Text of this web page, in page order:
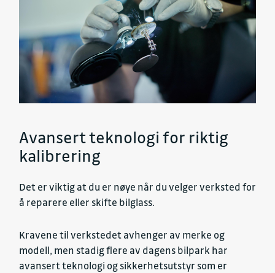
Avansert teknologi for riktig
kalibrering
Det er viktig at du er nøye når du velger verksted for
å reparere eller skifte bilglass.
Kravene til verkstedet avhenger av merke og
modell, men stadig flere av dagens bilpark har
avansert teknologi og sikkerhetsutstyr som er